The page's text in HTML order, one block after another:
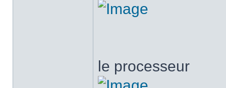
le processeur